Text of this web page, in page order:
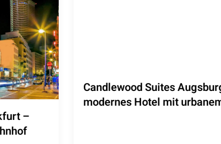
Candlewood Suites Augsburg –
modernes Hotel mit urbanem Flair